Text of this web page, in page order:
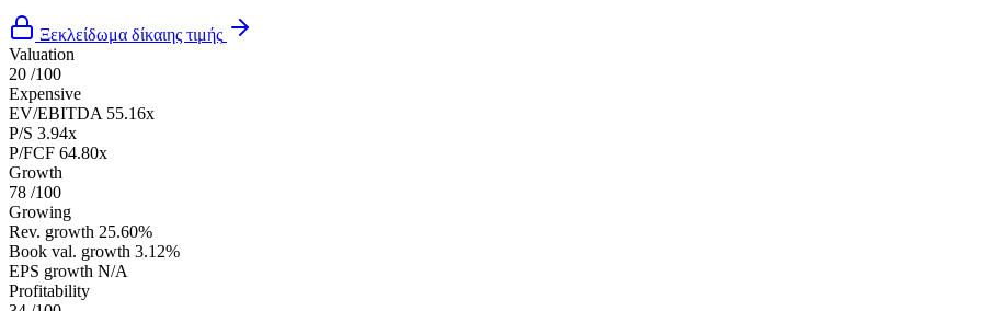
Ξεκλείδωμα δίκαιης τιμής
Valuation
20 /100
Expensive
EV/EBITDA 55.16x
P/S 3.94x
P/FCF 64.80x
Growth
78 /100
Growing
Rev. growth 25.60%
Book val. growth 3.12%
EPS growth N/A
Profitability